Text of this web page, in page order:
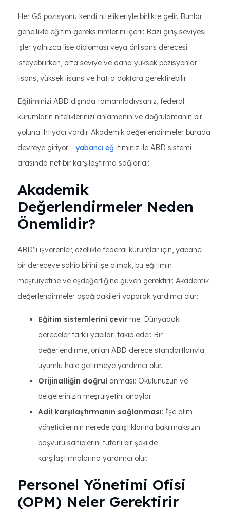
Her GS pozisyonu kendi nitelikleriyle birlikte gelir. Bunlar
genellikle eğitim gereksinimlerini içerir. Bazı giriş seviyesi
işler yalnızca lise diploması veya önlisans derecesi
isteyebilirken, orta seviye ve daha yüksek pozisyonlar
lisans, yüksek lisans ve hatta doktora gerektirebilir.
Eğitiminizi ABD dışında tamamladıysanız, federal
kurumların niteliklerinizi anlamanın ve doğrulamanın bir
yoluna ihtiyacı vardır. Akademik değerlendirmeler burada
devreye giriyor - yabancı eğ itiminiz ile ABD sistemi
arasında net bir karşılaştırma sağlarlar.
Akademik
Değerlendirmeler Neden
Önemlidir?
ABD'li işverenler, özellikle federal kurumlar için, yabancı
bir dereceye sahip birini işe almak, bu eğitimin
meşruiyetine ve eşdeğerliğine güven gerektirir. Akademik
değerlendirmeler aşağıdakileri yaparak yardımcı olur:
Eğitim sistemlerini çevir me: Dünyadaki
dereceler farklı yapıları takip eder. Bir
değerlendirme, onları ABD derece standartlarıyla
uyumlu hale getirmeye yardımcı olur.
Orijinalliğin doğrul anması: Okulunuzun ve
belgelerinizin meşruiyetini onaylar.
Adil karşılaştırmanın sağlanması: İşe alım
yöneticilerinin nerede çalıştıklarına bakılmaksızın
başvuru sahiplerini tutarlı bir şekilde
karşılaştırmalarına yardımcı olur.
Personel Yönetimi Ofisi
(OPM) Neler Gerektirir